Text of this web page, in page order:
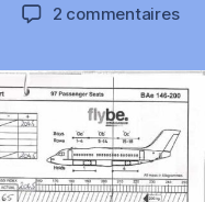
2 commentairessur
un